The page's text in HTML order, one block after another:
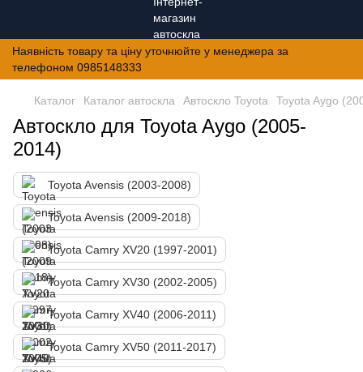
Наявність товару та ціну уточнюйте у менеджера за
телефоном 0985148333
Каталог Каталог автоскла Автоскло Toyota Toyota Aygo
Автоскло для Toyota Aygo (2005-
2014)
Toyota Avensis (2003-2008)
Toyota Avensis (2009-2018)
Toyota Camry XV20 (1997-2001)
Toyota Camry XV30 (2002-2005)
Toyota Camry XV40 (2006-2011)
Toyota Camry XV50 (2011-2017)